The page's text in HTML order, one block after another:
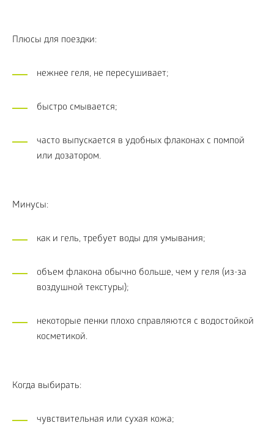
Плюсы для поездки:
нежнее геля, не пересушивает;
быстро смывается;
часто выпускается в удобных флаконах с помпой
или дозатором.
Минусы:
как и гель, требует воды для умывания;
объем флакона обычно больше, чем у геля (из-за
воздушной текстуры);
некоторые пенки плохо справляются с водостойкой
косметикой.
Когда выбирать:
чувствительная или сухая кожа;